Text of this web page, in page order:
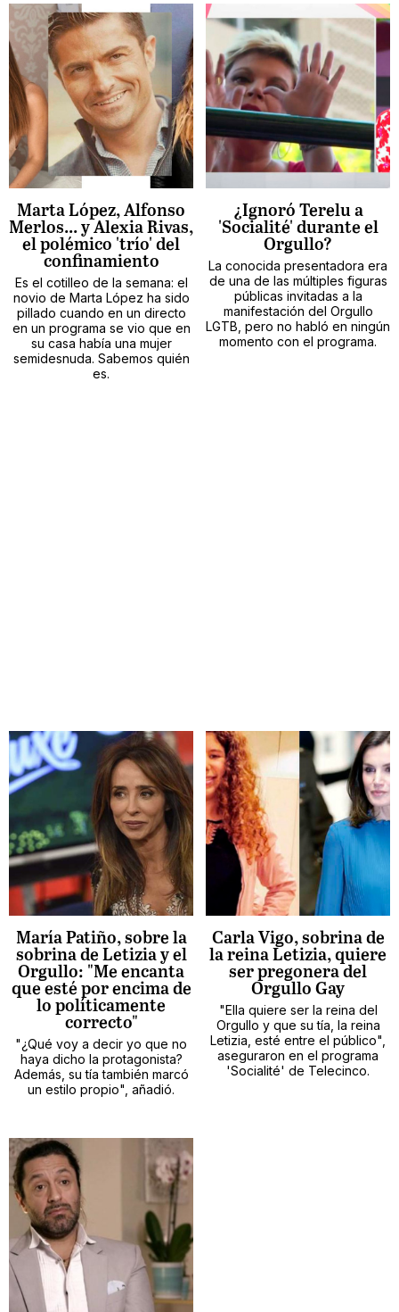
Marta López, Alfonso
Merlos... y Alexia Rivas,
el polémico 'trío' del
confinamiento
Es el cotilleo de la semana: el
novio de Marta López ha sido
pillado cuando en un directo
en un programa se vio que en
su casa había una mujer
semidesnuda. Sabemos quién
es.
¿Ignoró Terelu a
'Socialité' durante el
Orgullo?
La conocida presentadora era
de una de las múltiples figuras
públicas invitadas a la
manifestación del Orgullo
LGTB, pero no habló en ningún
momento con el programa.
María Patiño, sobre la
sobrina de Letizia y el
Orgullo: "Me encanta
que esté por encima de
lo políticamente
correcto"
"¿Qué voy a decir yo que no
haya dicho la protagonista?
Además, su tía también marcó
un estilo propio", añadió.
Carla Vigo, sobrina de
la reina Letizia, quiere
ser pregonera del
Orgullo Gay
"Ella quiere ser la reina del
Orgullo y que su tía, la reina
Letizia, esté entre el público",
aseguraron en el programa
'Socialité' de Telecinco.